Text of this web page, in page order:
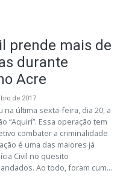
prende mais de
durante
Acre
de 2017
na última sexta-feira, dia 20, a
“Aquirí”. Essa operação tem
combater a criminalidade
é uma das maiores já
Civil no quesito
Ao todo, foram cum...